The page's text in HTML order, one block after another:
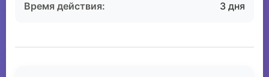
Время действия: 3 дня